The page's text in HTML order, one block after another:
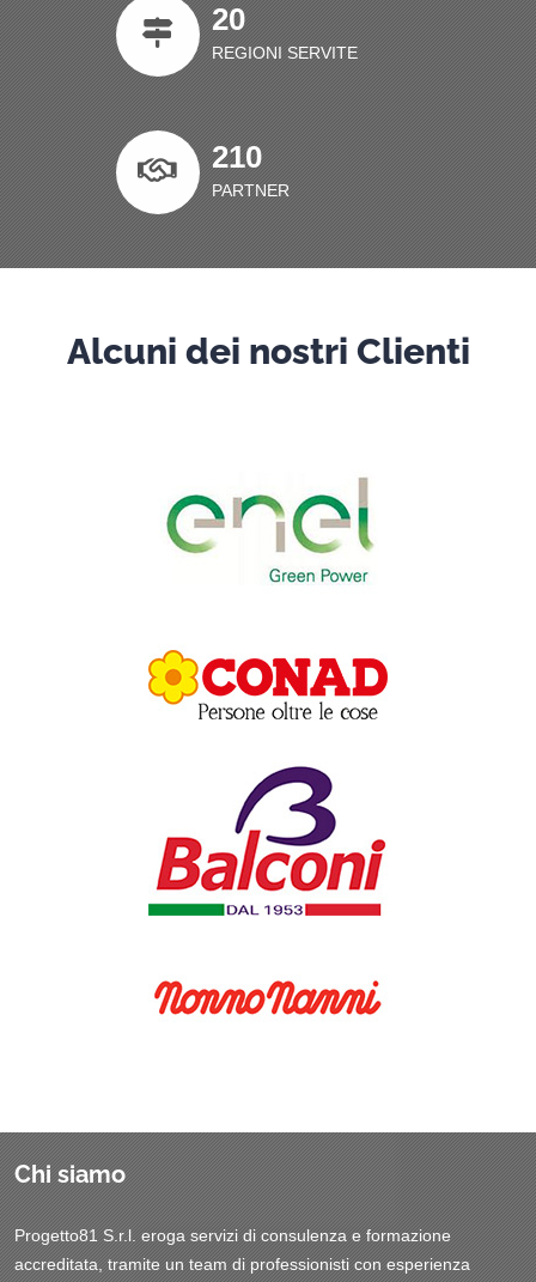
20
REGIONI SERVITE
210
PARTNER
Alcuni dei nostri Clienti
Chi siamo
Progetto81 S.r.l. eroga servizi di consulenza e formazione
accreditata, tramite un team di professionisti con esperienza